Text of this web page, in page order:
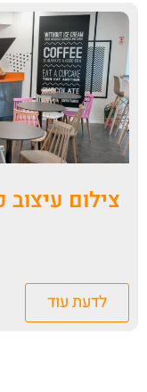
צילום עיצוב
לדעת עוד